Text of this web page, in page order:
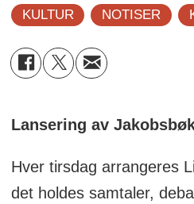
KULTUR NOTISER
Lansering av
Hver tirsdag arrangeres
det holdes samtaler,